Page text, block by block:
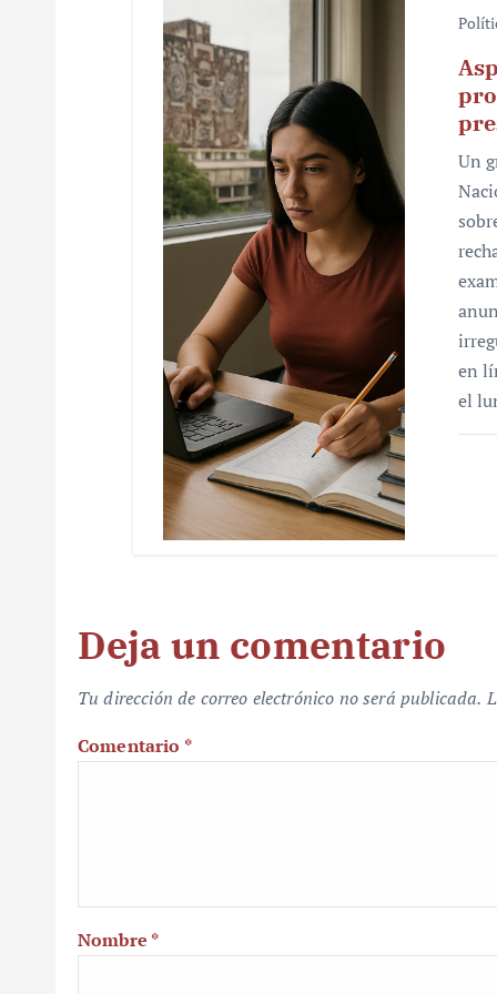
Un
en
el
Deja un comentario
Tu dirección de correo electrónico no será publicada.
Comentario *
Nombre *